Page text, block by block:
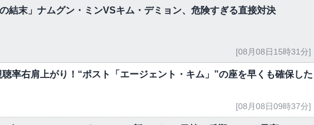
結末」ナムグン・ミンVSキム・デミョン、危険すぎる直接対決
[08月08日15時31分]
率右肩上がり！“ポスト「エージェント・キム」”の座を早くも確保した
[08月08日09時37分]